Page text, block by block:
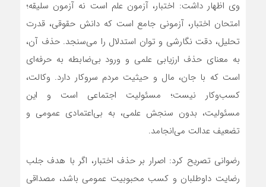
وی اظهار داشت: اختبار، آزمون علم است نه آزمون سلیقه؛
امتحان اختبار، آزمونی جامع است که دانش حقوقی، قدرت
تحلیل، دقت نگارشی و توان استدلال را می‌سنجد. حذف آن،
به معنای حذف ارزیابی علمی و ورود بی‌ضابطه به حرفه‌ای
است که با جان، مال و حیثیت مردم سروکار دارد. وکالت،
کسب‌وکار نیست؛ مسئولیت اجتماعی است و این
مسئولیت، بدون سنجش علمی، به بی‌اعتمادی عمومی و
تضعیف عدالت می‌انجامد.
رضوانی تصریح کرد: اصرار بر حذف اختبار، اگر با هدف جلب
رضایت داوطلبان و کسب محبوبیت عمومی باشد، مصداقی